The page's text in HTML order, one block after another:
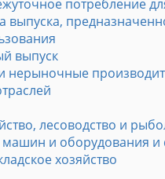
потребление
выпуска,
выпуск
нерыночные
лесоводство и
и оборудования и
хозяйство